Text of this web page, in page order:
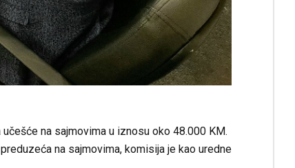
na sajmovima u iznosu oko 48.000 KM.
na sajmovima, komisija je kao uredne